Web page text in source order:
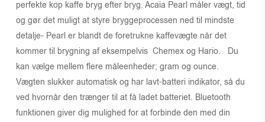
perfekte kop kaffe bryg efter bryg. Acaia Pearl måler vægt, tid
og gør det muligt at styre bryggeprocessen ned til mindste
detalje- Pearl er blandt de foretrukne kaffevægte når det
kommer til brygning af eksempelvis Chemex og Hario. Du
kan vælge mellem flere måleenheder; gram og ounce.
Vægten slukker automatisk og har lavt-batteri indikator, så du
ved hvornår den trænger til at få ladet batteriet. Bluetooth
funktionen giver dig mulighed for at forbinde den med din